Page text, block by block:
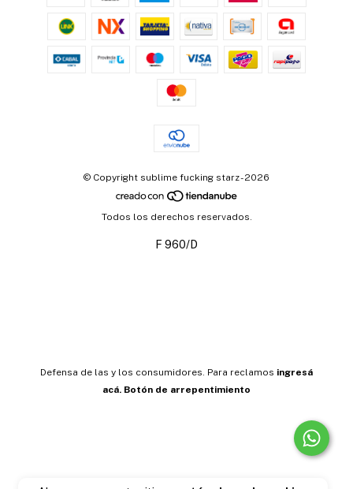
© Copyright sublime fucking starz - 2026
Todos los derechos reservados.
F 960/D
Defensa de las y los consumidores. Para reclamos ingresá
acá. Botón de arrepentimiento